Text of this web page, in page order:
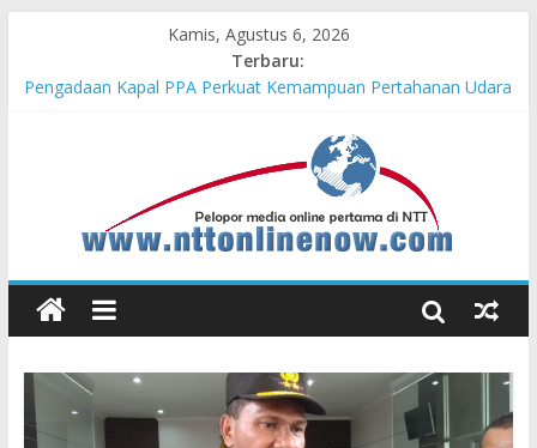
Kamis, Agustus 6, 2026
Terbaru:
Pengadaan Kapal PPA Perkuat Kemampuan Pertahanan Udara
Cahaya Kemerdekaan di Nonotbatan: Listrik Masuk Desa, PLN
Honda AT Family Day Semarakkan 11 Kota di Jawa Timur
Hasil KKN Kolaborasi UGM-Undana Jadi Pedoman Bangun
Desa Desa, Tak Sekadar Laporan
ke-81 RI